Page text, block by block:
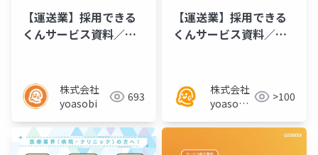
【運送業】採用できる
くんサービス資料／チ
株式会社
yoasobi
693
【運送業】採用できる
くんサービス資料／チ
株式会社
yoasobi
ナー様
>100